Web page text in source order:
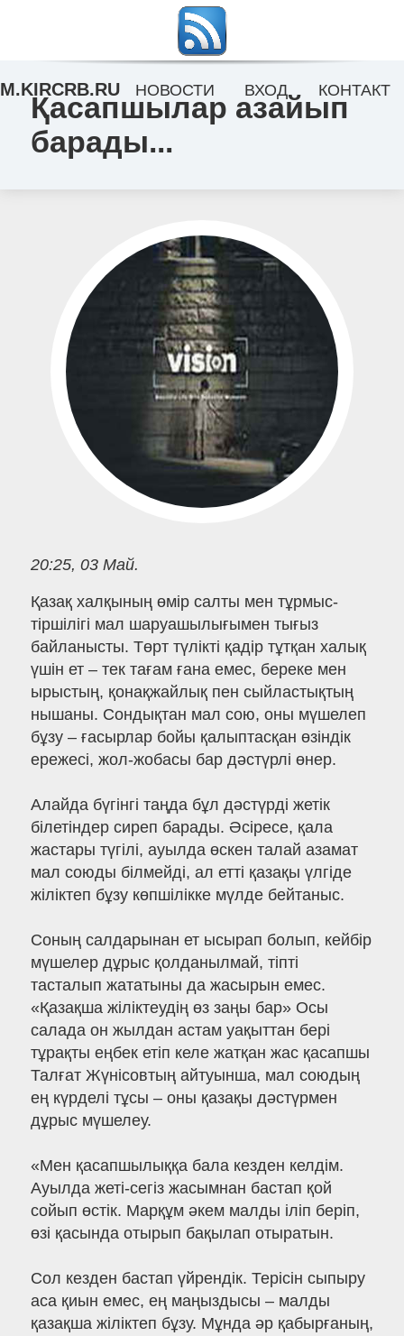
Қасапшылар азайып
барады...
20:25, 03 Май.
Қазақ халқының өмір салты мен тұрмыс-
тіршілігі мал шаруашылығымен тығыз
байланысты. Төрт түлікті қадір тұтқан халық
үшін ет – тек тағам ғана емес, береке мен
ырыстың, қонақжайлық пен сыйластықтың
нышаны. Сондықтан мал сою, оны мүшелеп
бұзу – ғасырлар бойы қалыптасқан өзіндік
ережесі, жол-жобасы бар дәстүрлі өнер.
Алайда бүгінгі таңда бұл дәстүрді жетік
білетіндер сиреп барады. Әсіресе, қала
жастары түгілі, ауылда өскен талай азамат
мал союды білмейді, ал етті қазақы үлгіде
жіліктеп бұзу көпшілікке мүлде бейтаныс.
Соның салдарынан ет ысырап болып, кейбір
мүшелер дұрыс қолданылмай, тіпті
тасталып жататыны да жасырын емес.
«Қазақша жіліктеудің өз заңы бар» Осы
салада он жылдан астам уақыттан бері
тұрақты еңбек етіп келе жатқан жас қасапшы
Талғат Жүнісовтың айтуынша, мал союдың
ең күрделі тұсы – оны қазақы дәстүрмен
дұрыс мүшелеу.
«Мен қасапшылыққа бала кезден келдім.
Ауылда жеті-сегіз жасымнан бастап қой
сойып өстік. Марқұм әкем малды іліп беріп,
өзі қасында отырып бақылап отыратын.
Сол кезден бастап үйрендік. Терісін сыпыру
аса қиын емес, ең маңыздысы – малды
қазақша жіліктеп бұзу. Мұнда әр қабырғаның,
M.KIRCRB.RU НОВОСТИ ВХОД КОНТАКТ